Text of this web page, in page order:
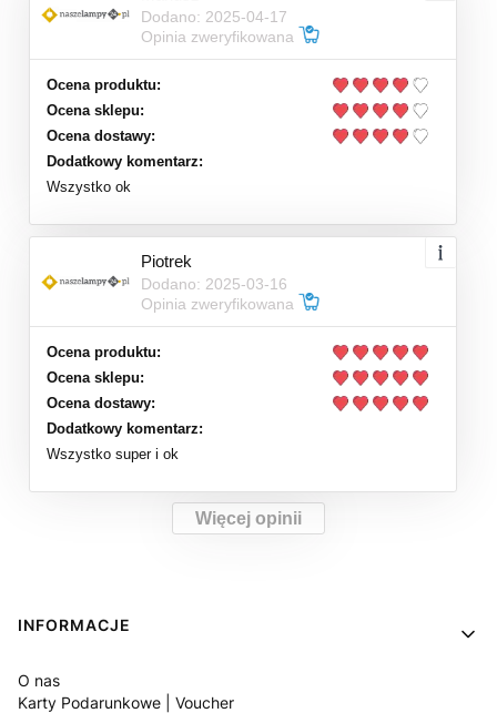
Dodano: 2025-04-17
Opinia zweryfikowana
Ocena produktu:
Ocena sklepu:
Ocena dostawy:
Dodatkowy komentarz:
Wszystko ok
Piotrek
Dodano: 2025-03-16
Opinia zweryfikowana
Ocena produktu:
Ocena sklepu:
Ocena dostawy:
Dodatkowy komentarz:
Wszystko super i ok
Więcej opinii
Linki w stopce
INFORMACJE
O nas
Karty Podarunkowe | Voucher